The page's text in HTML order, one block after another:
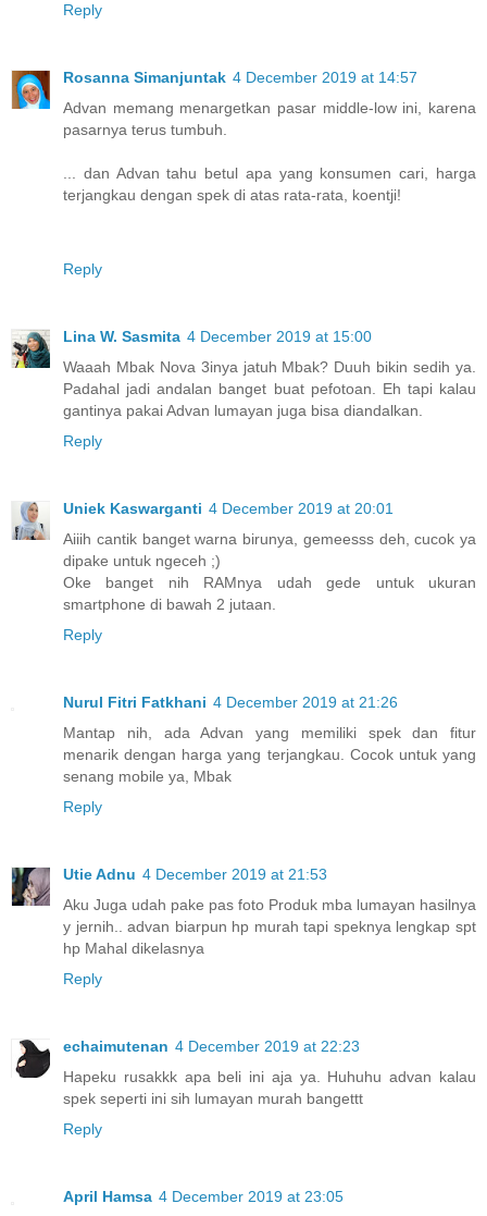
Reply
Rosanna Simanjuntak 4 December 2019 at 14:57
Advan memang menargetkan pasar middle-low ini, karena
pasarnya terus tumbuh.
... dan Advan tahu betul apa yang konsumen cari, harga
terjangkau dengan spek di atas rata-rata, koentji!
Reply
Lina W. Sasmita 4 December 2019 at 15:00
Waaah Mbak Nova 3inya jatuh Mbak? Duuh bikin sedih ya.
Padahal jadi andalan banget buat pefotoan. Eh tapi kalau
gantinya pakai Advan lumayan juga bisa diandalkan.
Reply
Uniek Kaswarganti 4 December 2019 at 20:01
Aiiih cantik banget warna birunya, gemeesss deh, cucok ya
dipake untuk ngeceh ;)
Oke banget nih RAMnya udah gede untuk ukuran
smartphone di bawah 2 jutaan.
Reply
Nurul Fitri Fatkhani 4 December 2019 at 21:26
Mantap nih, ada Advan yang memiliki spek dan fitur
menarik dengan harga yang terjangkau. Cocok untuk yang
senang mobile ya, Mbak
Reply
Utie Adnu 4 December 2019 at 21:53
Aku Juga udah pake pas foto Produk mba lumayan hasilnya
y jernih.. advan biarpun hp murah tapi speknya lengkap spt
hp Mahal dikelasnya
Reply
echaimutenan 4 December 2019 at 22:23
Hapeku rusakkk apa beli ini aja ya. Huhuhu advan kalau
spek seperti ini sih lumayan murah bangettt
Reply
April Hamsa 4 December 2019 at 23:05